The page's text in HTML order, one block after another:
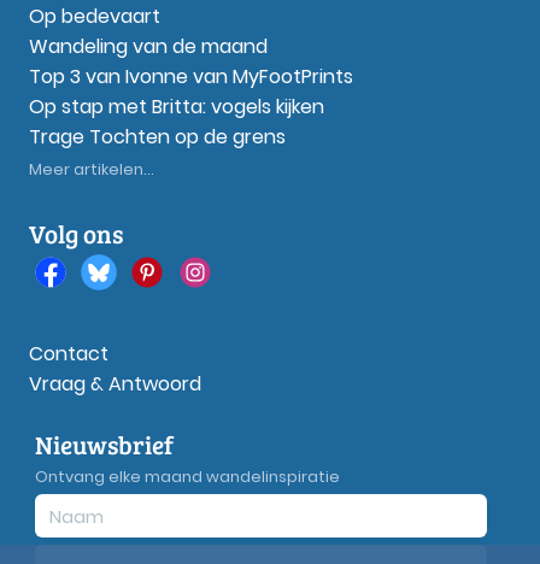
Op bedevaart
Wandeling van de maand
Top 3 van Ivonne van MyFootPrints
Op stap met Britta: vogels kijken
Trage Tochten op de grens
Meer artikelen...
Volg ons
Contact
Vraag & Antwoord
Nieuwsbrief
Ontvang elke maand wandelinspiratie